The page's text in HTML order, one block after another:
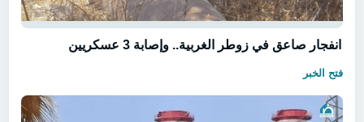
انفجار صاعق في زوطر الغربية.. وإصابة 3 عسكريين
فتح الخبر